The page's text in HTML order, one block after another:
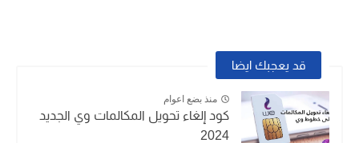
قد يعجبك ايضا
منذ بضع اعوام
كود إلغاء تحويل المكالمات وي الجديد
2024